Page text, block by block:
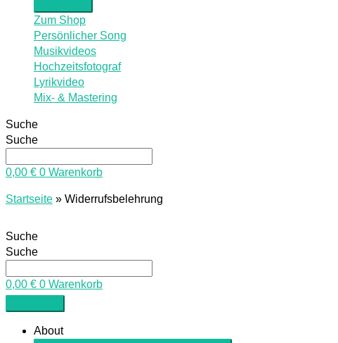
Zum Shop
Persönlicher Song
Musikvideos
Hochzeitsfotograf
Lyrikvideo
Mix- & Mastering
Suche
Suche
0,00 € 0 Warenkorb
Startseite » Widerrufsbelehrung
Suche
Suche
0,00 € 0 Warenkorb
About